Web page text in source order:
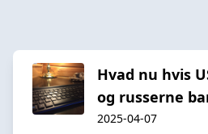
Hvad nu hvis
og russerne
2025-04-07